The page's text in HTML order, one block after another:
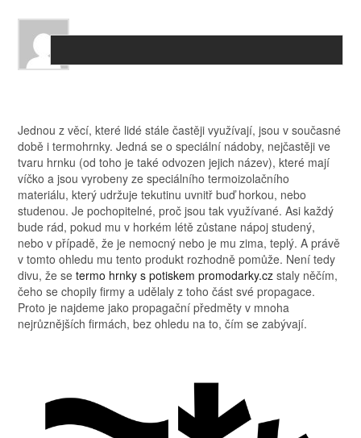
Jednou z věcí, které lidé stále častěji využívají, jsou v současné
době i termohrnky. Jedná se o speciální nádoby, nejčastěji ve
tvaru hrnku (od toho je také odvozen jejich název), které mají
víčko a jsou vyrobeny ze speciálního termoizolačního
materiálu, který udržuje tekutinu uvnitř buď horkou, nebo
studenou.Je pochopitelné, proč jsou tak využívané. Asi každý
bude rád, pokud mu v horkém létě zůstane nápoj studený,
nebo v případě, že je nemocný nebo je mu zima, teplý. A právě
v tomto ohledu mu tento produkt rozhodně pomůže. Není tedy
divu, že setermo hrnky s potiskem promodarky.czstaly něčím,
čeho se chopily firmy a udělaly z toho část své propagace.
Proto je najdeme jako propagační předměty v mnoha
nejrůznějších firmách, bez ohledu na to, čím se zabývají.